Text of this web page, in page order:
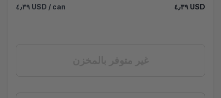
٤٫٣٩ USD / can ٤٫٣٩ USD